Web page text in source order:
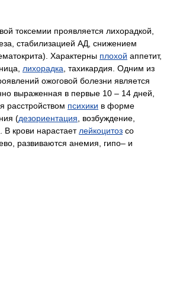
токсемии проявляется лихорадкой,
стабилизацией АД, снижением
Характерны плохой аппетит,
лихорадка , тахикардия. Одним из
ожоговой болезни является
выраженная в первые 10 – 14 дней,
расстройством психики в форме
(дезориентация , возбуждение,
В крови нарастает лейкоцитоз со
развиваются анемия, гипо– и